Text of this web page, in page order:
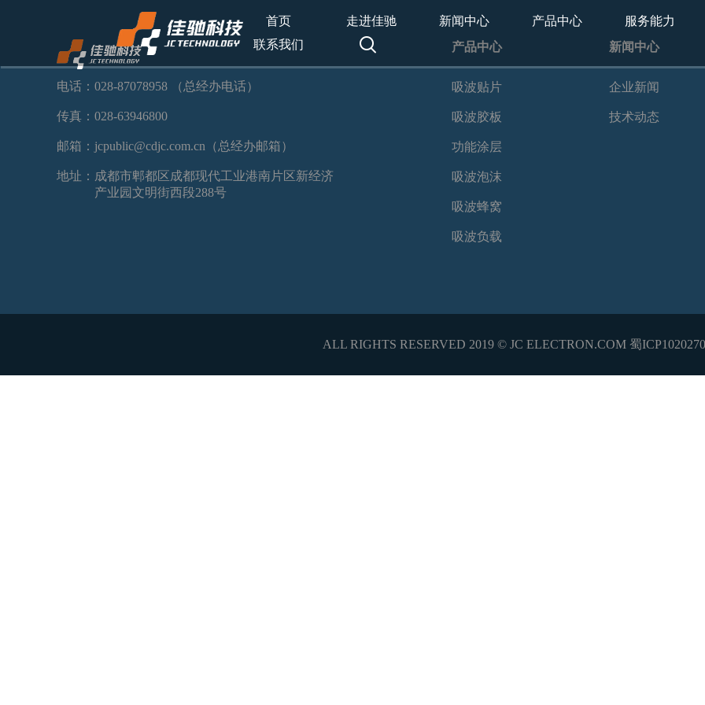
首页 走进佳驰 新闻中心 产品中心
服务能力
联系我们
电话：028-87078958 （总经办电话）
传真：028-63946800
邮箱：jcpublic@cdjc.com.cn（总经办邮箱）
地址： 成都市郫都区成都现代工业港南片区新经济
产业园文明街西段288号
产品中心
吸波贴片
吸波胶板
功能涂层
吸波泡沫
吸波蜂窝
吸波负载
新闻中心
企业新闻
技术动态
ALL RIGHTS RESERVED 2019 © JC ELECTRON.COM 蜀